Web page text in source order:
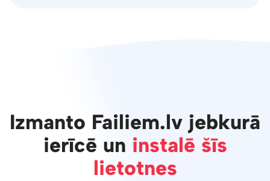
Izmanto Failiem.lv jebkurā
ierīcē un instalē šīs
lietotnes